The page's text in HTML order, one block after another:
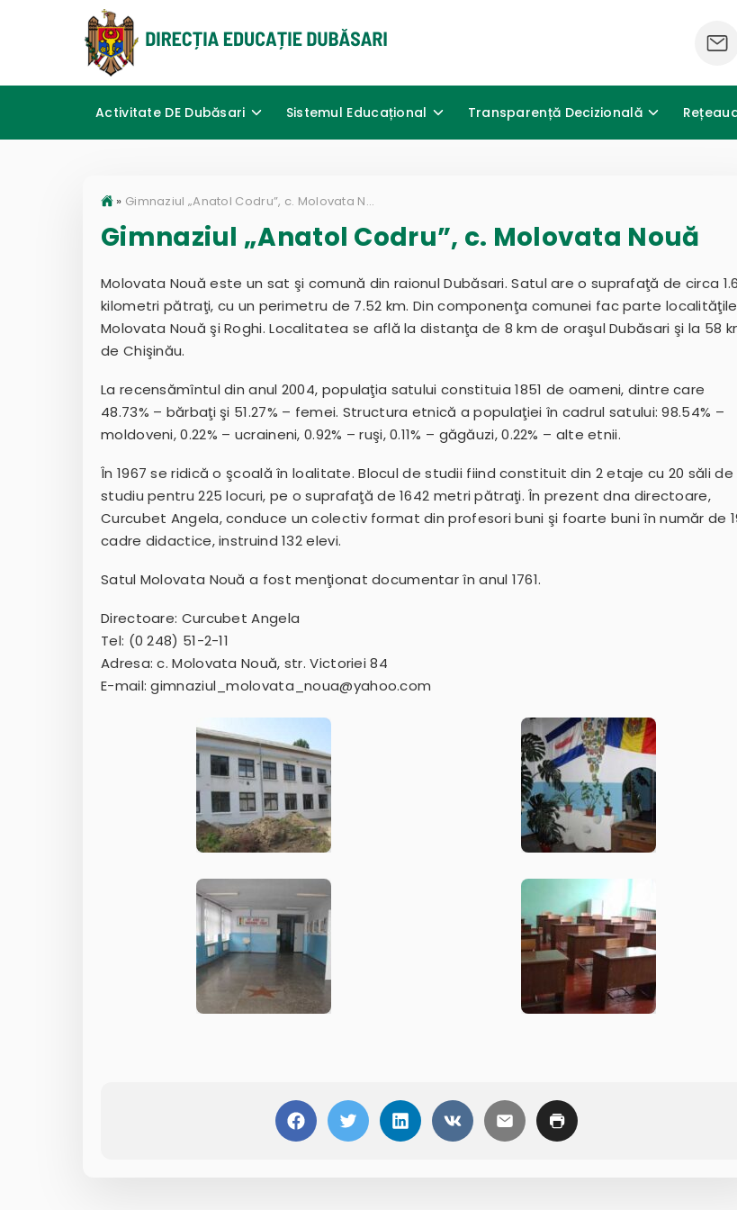
Activitate DE Dubăsari Sistemul Educațional Transparență Decizională
» Gimnaziul „Anatol Codru”, c. Molovata Nouă
Gimnaziul „Anatol Codru”, c. Molovata Nouă
Molovata Nouă este un sat şi comună din raionul Dubăsari. Satul are o suprafaţă de circa
kilometri pătraţi, cu un perimetru de 7.52 km. Din componenţa comunei fac parte localităţile
Molovata Nouă şi Roghi. Localitatea se află la distanţa de 8 km de oraşul Dubăsari şi la 58
de Chişinău.
La recensămîntul din anul 2004, populaţia satului constituia 1851 de oameni, dintre care
48.73% – bărbaţi şi 51.27% – femei. Structura etnică a populaţiei în cadrul satului: 98.54% –
moldoveni, 0.22% – ucraineni, 0.92% – ruşi, 0.11% – găgăuzi, 0.22% – alte etnii.
În 1967 se ridică o şcoală în loalitate. Blocul de studii fiind constituit din 2 etaje cu 20 săli de
studiu pentru 225 locuri, pe o suprafaţă de 1642 metri pătraţi. În prezent dna directoare,
Curcubet Angela, conduce un colectiv format din profesori buni şi foarte buni în număr de
cadre didactice, instruind 132 elevi.
Satul Molovata Nouă a fost menţionat documentar în anul 1761.
Directoare: Curcubet Angela
Tel: (0 248) 51-2-11
Adresa: c. Molovata Nouă, str. Victoriei 84
E-mail: gimnaziul_molovata_noua@yahoo.com